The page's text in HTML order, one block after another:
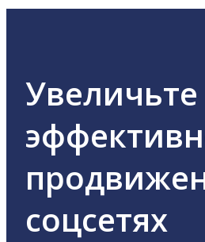
Увеличьте
соцсетях